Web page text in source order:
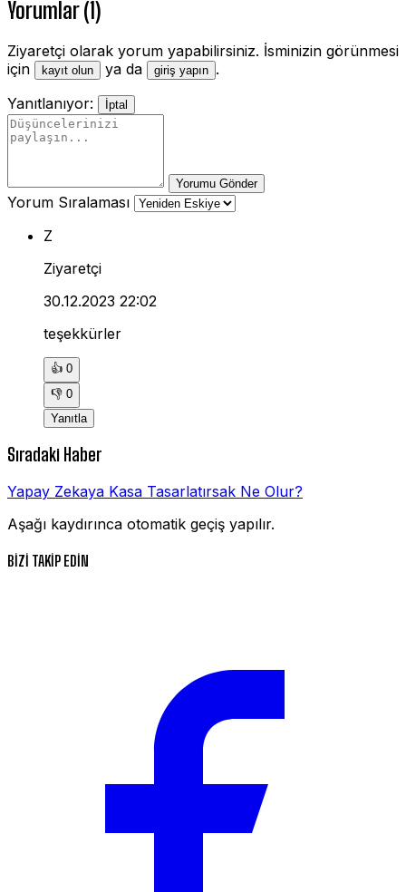
Yorumlar (1)
Ziyaretçi olarak yorum yapabilirsiniz. İsminizin görünmesi
için
kayıt olun ya da giriş yapın .
Yanıtlanıyor:
İptal
Yorumu Gönder
Yorum Sıralaması
Z
Ziyaretçi
30.12.2023 22:02
teşekkürler
👍 0
👎 0
Yanıtla
Sıradaki Haber
Yapay Zekaya Kasa Tasarlatırsak Ne Olur?
Aşağı kaydırınca otomatik geçiş yapılır.
BİZİ TAKİP EDİN